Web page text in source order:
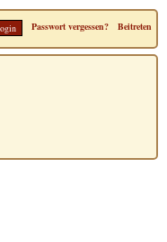
Beitreten
Passwort vergessen?